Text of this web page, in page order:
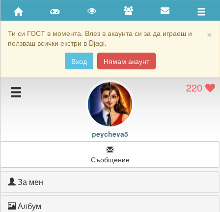
×
Ти си ГОСТ в момента. Влез в акаунта си за да играеш и
ползваш всички екстри в Djagi.
Вход
Нямам акаунт
Приятели
Хронология на игри
Подаръците на peycheva5
Картичките на peycheva5
220
peycheva5
Съобщение
За мен
Албум